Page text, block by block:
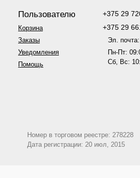
Пользователю
Корзина
Заказы
Уведомления
Помощь
+375 29
+375 29
Эл. почта:
Пн-Пт:
Сб, Вс:
Номер в торговом реестре: 278228
Дата регистрации: 20 июл, 2015